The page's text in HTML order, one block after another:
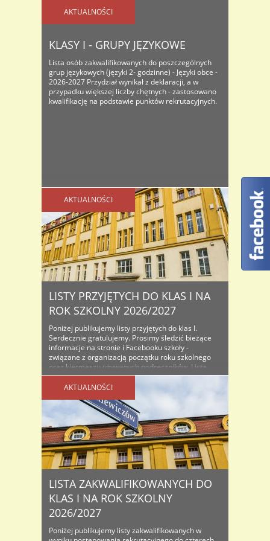
AKTUALNOŚCI
KLASY I - GRUPY JĘZYKOWE
Lista osób zakwalifikowanych do poszczególnych
grup językowych (języki 2- godzinne) - Języki obce -
2026-2027 Przydział wynikał z deklaracji, a w
przypadku większej liczby chętnych - zastosowano
kwalifikację na podstawie punktów rekrutacyjnych.
AKTUALNOŚCI
LISTY PRZYJĘTYCH DO KLAS I NA
ROK SZKOLNY 2026/2027
Poniżej publikujemy listy przyjętych do klas I.
Serdecznie gratulujemy. Prosimy śledzić bieżące
informacje na stronie i Facebooku szkoły -
związane z organizacją początku roku szkolnego
oraz kiermaszu używanych podręczników. Lista
osób przyjętych do klas I na rok szkolny...
AKTUALNOŚCI
LISTA ZAKWALIFIKOWANYCH DO
KLAS I NA ROK SZKOLNY
2026/2027
Poniżej publikujemy listy zakwalifikowanych w